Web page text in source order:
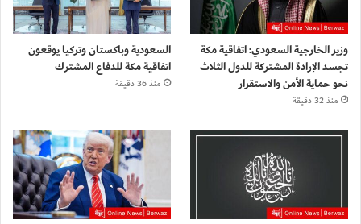
وزير الخارجية السعودي: اتفاقية مكة
تجسد الإرادة المشتركة للدول الثلاث
نحو حماية الأمن والاستقرار
منذ 32 دقيقة
السعودية وباكستان وتركيا يوقعون
اتفاقية مكة للدفاع المشترك
منذ 36 دقيقة